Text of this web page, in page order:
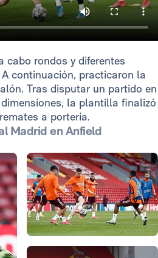
cabo rondos y diferentes
continuación, practicaron la
Tras disputar un partido en
la plantilla finalizó
a portería.
Madrid en Anfield